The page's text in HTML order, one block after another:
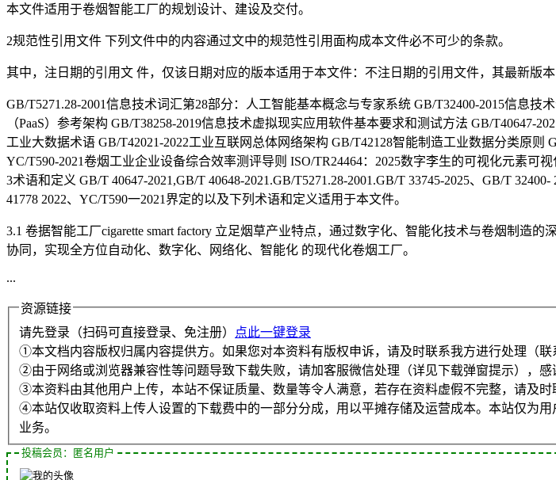
本文件适用于卷烟智能工厂的规划设计、建设及交付。
2规范性引用文件 下列文件中的内容通过文中的规范性引用面构成本文件必不可少的条款。
其中，注日期的引用文 件，仅该日期对应的版本适用于本文件：不注日期的引用文件，其最新版
GB/T5271.28-2001信息技术词汇第28部分：人工智能基本概念与专家系统 GB/T32400-2015信息
（PaaS）参考架构 GB/T38258-2019信息技术虚拟现实应用软件基本要求和测试方法 GB/T40647-
工业大数据术语 GB/T42021-2022工业互联网总体网络架构 GB/T42128智能制造工业数据分类原
YC/T590-2021卷烟工业企业设备综合效率测评导则 ISO/TR24464：2025数字李生的可视化元素可视
3术语和定义 GB/T 40647-2021,GB/T 40648-2021.GB/T5271.28-2001.GB/T 33745-2025、GB/T
41778 2022、YC/T590一2021界定的以及下列术语和定义适用于本文件。
3.1 卷据智能工厂cigarette smart factory 立足烟草产业特点，通过数字化、智能化技术与卷烟制造
协同，实现全方位自动化、数字化、网络化、智能化 的现代化卷烟工厂。
...
资源链接
请先登录（扫码可直接登录、免注册）
点此一键登录
①本文档内容版权归属内容提供方。如果您对本资料有版权申诉，请及时联系我方进行处理（联
②由于网络或浏览器兼容性等问题导致下载失败，请加客服微信处理（详见下载弹窗提示），感
③本资料由其他用户上传，本站不保证质量、数量等令人满意，若存在资料虚假不完整，请及时
④本站仅收取资料上传人设置的下载费中的一部分分成，用以平摊存储及运营成本。本站仅为
业务。
投稿会员：匿名用户